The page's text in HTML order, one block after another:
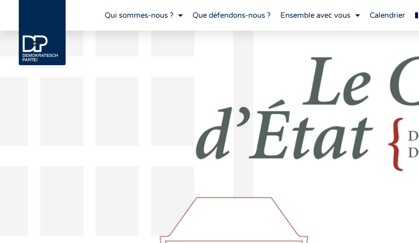
Qui sommes-nous ? Que défendons-nous ? Ensemble avec vous Calendrier